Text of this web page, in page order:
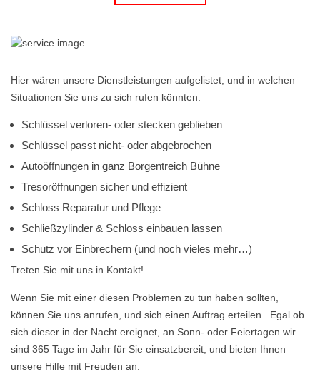
Hier wären unsere Dienstleistungen aufgelistet, und in welchen
Situationen Sie uns zu sich rufen könnten.
Schlüssel verloren- oder stecken geblieben
Schlüssel passt nicht- oder abgebrochen
Autoöffnungen in ganz Borgentreich Bühne
Tresoröffnungen sicher und effizient
Schloss Reparatur und Pflege
Schließzylinder & Schloss einbauen lassen
Schutz vor Einbrechern (und noch vieles mehr…)
Treten Sie mit uns in Kontakt!
Wenn Sie mit einer diesen Problemen zu tun haben sollten,
können Sie uns anrufen, und sich einen Auftrag erteilen. Egal ob
sich dieser in der Nacht ereignet, an Sonn- oder Feiertagen wir
sind 365 Tage im Jahr für Sie einsatzbereit, und bieten Ihnen
unsere Hilfe mit Freuden an.